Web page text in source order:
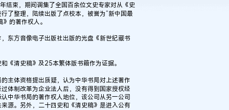
束，期间调集了全国百余位文史专家对从《史
了整理，陆续出版了点校本，被誉为“新中国最
的著作权人。
方音像电子出版社出版的光盘《新世纪藏书
清史稿》及25本繁体版书籍作为证据。
体资格提出质疑，认为中华书局对上述著作
体制改革为企业法人后，没有得到国家授权经
中华书局的著作权人地位，该公司从另一公司
源。另外，二十四史和《清史稿》是进入公有